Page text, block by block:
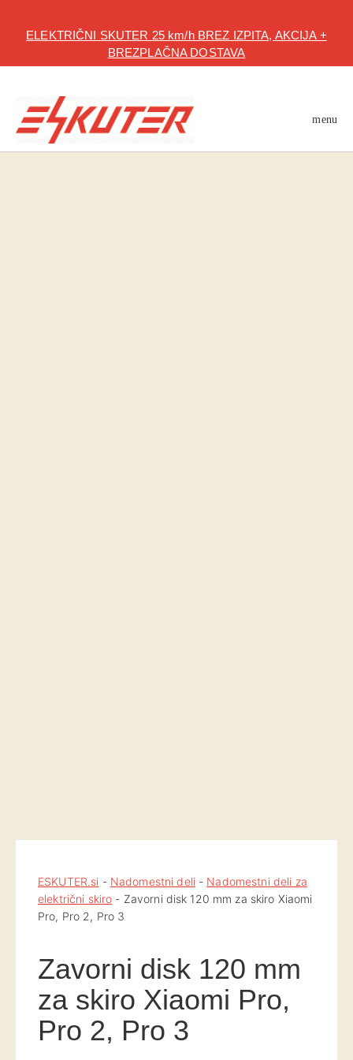
ELEKTRIČNI SKUTER 25 km/h BREZ IZPITA, AKCIJA +
BREZPLAČNA DOSTAVA
menu
Kratek opis Tehnicni podatki Opis Mnenja
ESKUTER.si - Nadomestni deli- Nadomestni deli za
električni skiro - Zavorni disk 120 mm za skiro Xiaomi
Pro, Pro 2, Pro 3
Zavorni disk 120 mm
za skiro Xiaomi Pro,
Pro 2, Pro 3